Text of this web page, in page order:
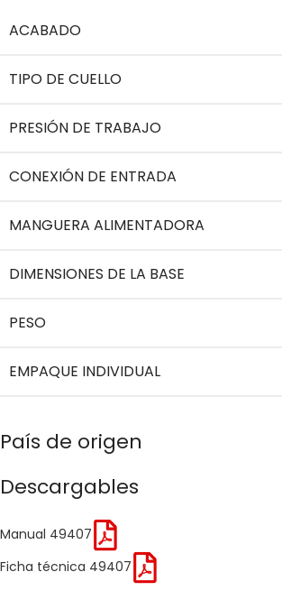
ACABADO
TIPO DE CUELLO
PRESIÓN DE TRABAJO
CONEXIÓN DE ENTRADA
MANGUERA ALIMENTADORA
DIMENSIONES DE LA BASE
PESO
EMPAQUE INDIVIDUAL
País de origen
Descargables
Manual 49407
Ficha técnica 49407